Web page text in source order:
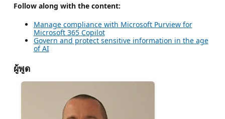
Follow along with the content:
Manage compliance with Microsoft Purview for
Microsoft 365 Copilot
Govern and protect sensitive information in the age
of AI
ผู้พูด